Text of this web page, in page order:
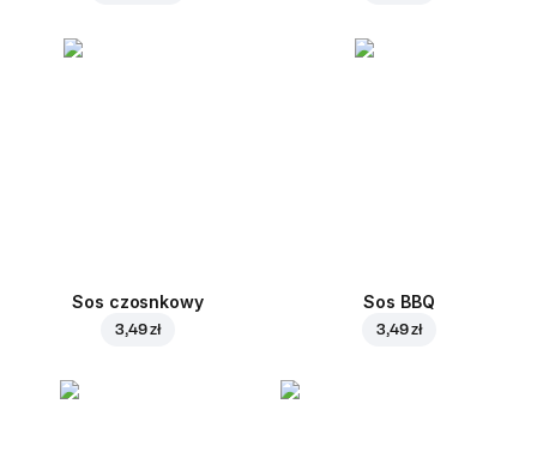
Sos czosnkowy
3,49 zł
Sos BBQ
3,49 zł